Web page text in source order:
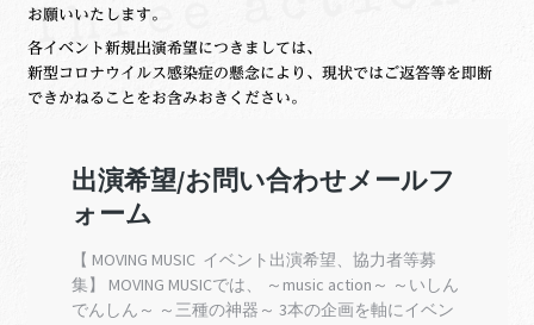
お願いいたします。
各イベント新規出演希望につきましては、
新型コロナウイルス感染症の懸念により、現状ではご返答等を即断
できかねることをお含みおきください。